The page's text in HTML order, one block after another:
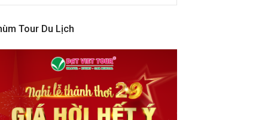
Tour Du Lịch